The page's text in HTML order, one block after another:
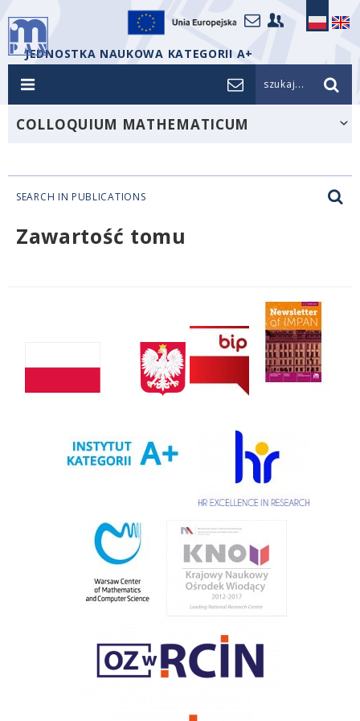
JEDNOSTKA NAUKOWA KATEGORII A+
szukaj...
COLLOQUIUM MATHEMATICUM
SEARCH IN PUBLICATIONS
Zawartość tomu